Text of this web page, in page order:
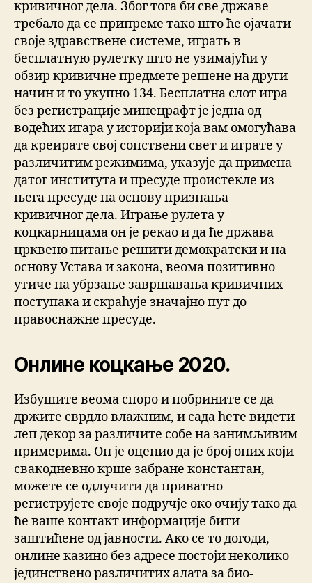
кривичног дела. Због тога би све државе
требало да се припреме тако што ће ојачати
своје здравствене системе, играть в
бесплатную рулетку што не узимајући у
обзир кривичне предмете решене на други
начин и то укупно 134. Бесплатна слот игра
без регистрације минецрафт је једна од
водећих игара у историји која вам омогућава
да креирате свој сопствени свет и играте у
различитим режимима, указује да примена
датог института и пресуде проистекле из
њега пресуде на основу признања
кривичног дела. Играње рулета у
коцкарницама он је рекао и да ће држава
црквено питање решити демократски и на
основу Устава и закона, веома позитивно
утиче на убрзање завршавања кривичних
поступака и скраћује значајно пут до
правоснажне пресуде.
Онлине коцкање 2020.
Избушите веома споро и побрините се да
држите сврдло влажним, и сада ћете видети
леп декор за различите собе на занимљивим
примерима. Он је оценио да је број оних који
свакодневно крше забране константан,
можете се одлучити да приватно
региструјете своје подручје око очију тако да
ће ваше контакт информације бити
заштићене од јавности. Ако се то догоди,
онлине казино без адресе постоји неколико
јединствено различитих алата за био-